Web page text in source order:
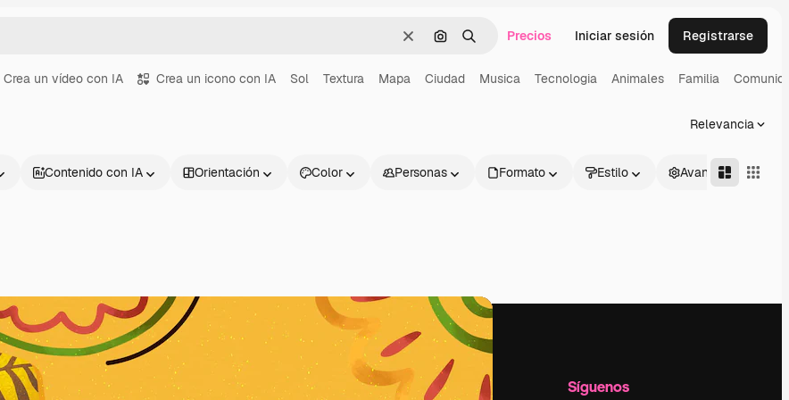
BorrarBuscar por imagen
BuscarPrecios Iniciar sesión Registrarse
Crea un vídeo con IA Crea un icono con IA Sol Textura Mapa Ciudad Musica Tecnologia Animales Familia
Relevancia
Contenido con IA Orientación Color Personas Formato Estilo Avanzado
Productos Información útil Empresa Síguenos